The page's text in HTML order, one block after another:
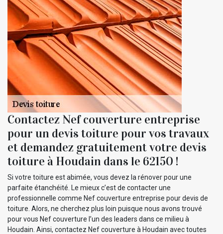
Contactez Nef couverture entreprise
pour un devis toiture pour vos travaux
et demandez gratuitement votre devis
toiture à Houdain dans le 62150 !
Si votre toiture est abimée, vous devez la rénover pour une
parfaite étanchéité. Le mieux c’est de contacter une
professionnelle comme Nef couverture entreprise pour devis de
toiture. Alors, ne cherchez plus loin puisque nous avons trouvé
pour vous Nef couverture l’un des leaders dans ce milieu à
Houdain. Ainsi, contactez Nef couverture à Houdain avec toutes